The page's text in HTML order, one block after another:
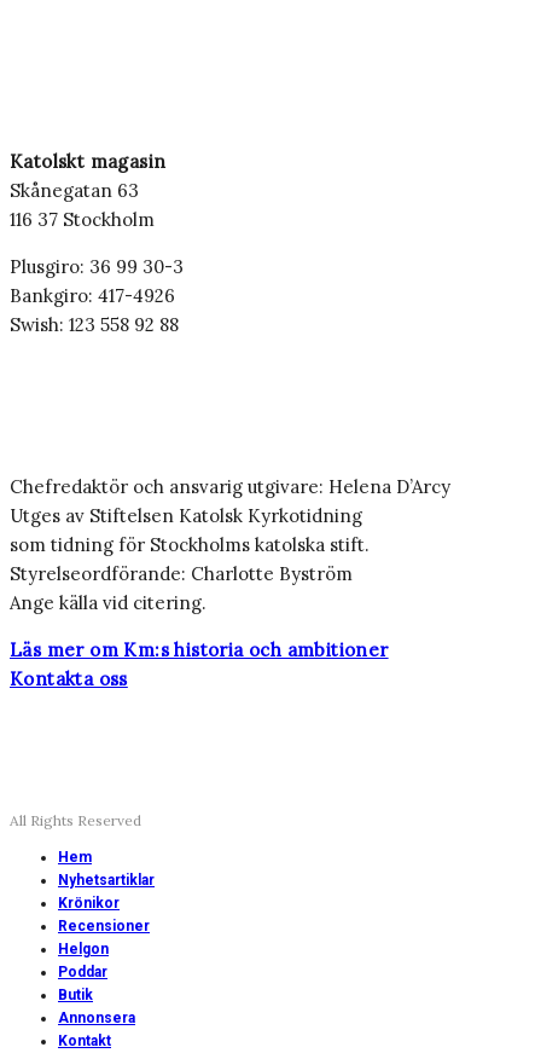
Katolskt magasin
Skånegatan 63
116 37 Stockholm
Plusgiro: 36 99 30-3
Bankgiro: 417-4926
Swish: 123 558 92 88
Chefredaktör och ansvarig utgivare: Helena D’Arcy
Utges av Stiftelsen Katolsk Kyrkotidning
som tidning för Stockholms katolska stift.
Styrelseordförande: Charlotte Byström
Ange källa vid citering.
Läs mer om Km:s historia och ambitioner
Kontakta oss
All Rights Reserved
Hem
Nyhetsartiklar
Krönikor
Recensioner
Helgon
Poddar
Butik
Annonsera
Kontakt